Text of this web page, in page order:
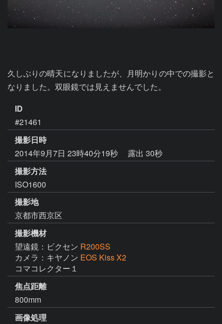
久しぶりの晴天になりましたが、月明かりの中での撮影と
なりました。双眼鏡では見えませんでした。
ID
#21461
撮影日時
2014年9月7日 23時40分19秒
露出 30秒
撮影方法
ISO1600
撮影地
京都市西京区
撮影機材
望遠鏡：ビクセン R200SS
カメラ：キヤノン EOS Kiss X2
コマコレクター１
焦点距離
800mm
画像処理